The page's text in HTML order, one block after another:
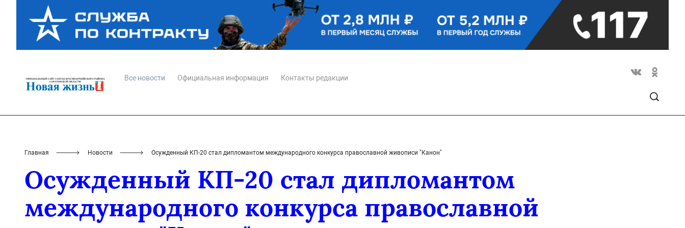
Все новости Официальная информация Контакты редакции
Главная Новости Осужденный КП-20 стал дипломантом международного конкурса православной живописи "Канон"
Осужденный КП-20 стал дипломантом
международного конкурса православной